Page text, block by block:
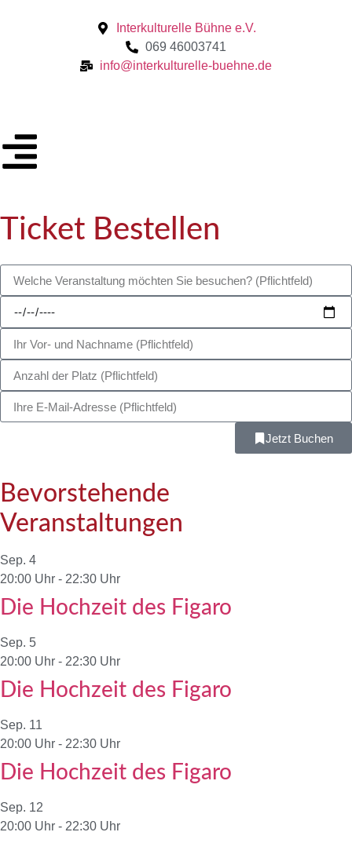
Interkulturelle Bühne e.V.
069 46003741
info@interkulturelle-buehne.de
Ticket Bestellen
Jetzt Buchen
Bevorstehende
Veranstaltungen
Sep. 4
20:00 Uhr - 22:30 Uhr
Die Hochzeit des Figaro
Sep. 5
20:00 Uhr - 22:30 Uhr
Die Hochzeit des Figaro
Sep. 11
20:00 Uhr - 22:30 Uhr
Die Hochzeit des Figaro
Sep. 12
20:00 Uhr - 22:30 Uhr